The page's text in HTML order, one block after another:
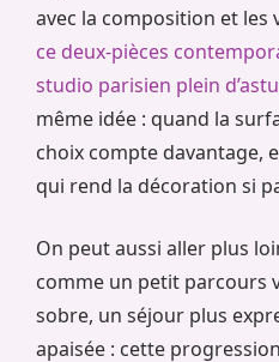
avec la composition et les
ce deux-pièces
studio parisien plein
même idée : quand la
choix compte davantage,
qui rend la décoration si
On peut aussi aller plus
comme un petit parcours
sobre, un séjour plus
apaisée : cette